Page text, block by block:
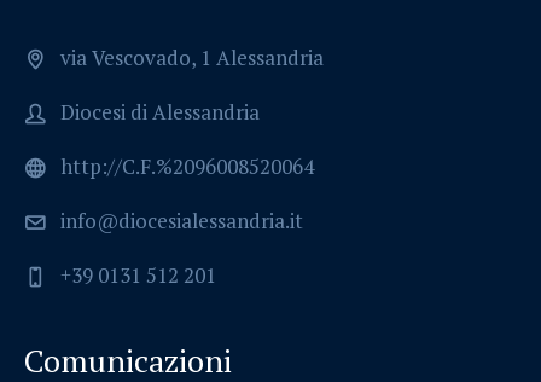
via Vescovado, 1 Alessandria
Diocesi di Alessandria
http://C.F.%2096008520064
info@diocesialessandria.it
+39 0131 512 201
Comunicazioni